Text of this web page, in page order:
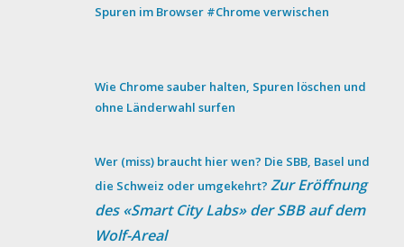
Spuren im Browser #Chrome verwischen
Wie Chrome sauber halten, Spuren löschen und
ohne Länderwahl surfen
Wer (miss) braucht hier wen? Die SBB, Basel und
die Schweiz oder umgekehrt?Zur Eröffnung
des «Smart City Labs» der SBB auf dem
Wolf-Areal